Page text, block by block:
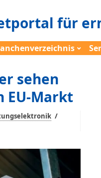
für
sehen
EU-Markt
/